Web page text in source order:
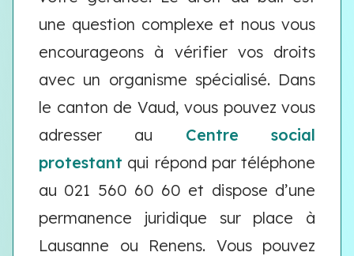
une question complexe et nous vous
encourageons à vérifier vos droits
avec un organisme spécialisé. Dans
le canton de Vaud, vous pouvez vous
adresser au Centre social
protestant qui répond par téléphone
au 021 560 60 60 et dispose d’une
permanence juridique sur place à
Lausanne ou Renens. Vous pouvez